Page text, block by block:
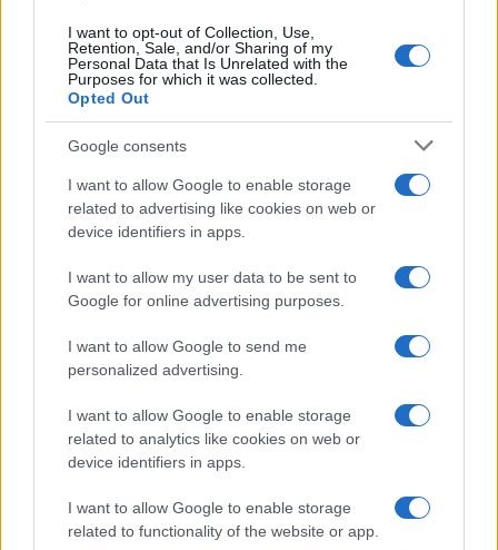
I want to opt-out of Collection, Use,
Retention, Sale, and/or Sharing of my
Personal Data that Is Unrelated with the
Purposes for which it was collected.
Opted Out
Google consents
I want to allow Google to enable storage
related to advertising like cookies on web or
device identifiers in apps.
I want to allow my user data to be sent to
Google for online advertising purposes.
I want to allow Google to send me
personalized advertising.
I want to allow Google to enable storage
related to analytics like cookies on web or
device identifiers in apps.
I want to allow Google to enable storage
related to functionality of the website or app.
Adolescenza e dopamina: come proteggere lo
Beatrice Bonaventura · 6 Ago 2026
PSICOLOGIA
Manie di persecuzione: cause, sintomi e strategie di
gestione